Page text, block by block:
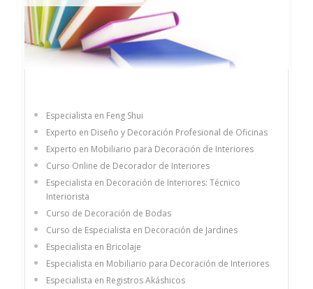
Especialista en Feng Shui
Experto en Diseño y Decoración Profesional de Oficinas
Experto en Mobiliario para Decoración de Interiores
Curso Online de Decorador de Interiores
Especialista en Decoración de Interiores: Técnico
Interiorista
Curso de Decoración de Bodas
Curso de Especialista en Decoración de Jardines
Especialista en Bricolaje
Especialista en Mobiliario para Decoración de Interiores
Especialista en Registros Akáshicos